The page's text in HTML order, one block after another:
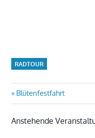
RADTOUR
Vorheriger
Beitrag:
Blütenfestfahrt
Anstehende